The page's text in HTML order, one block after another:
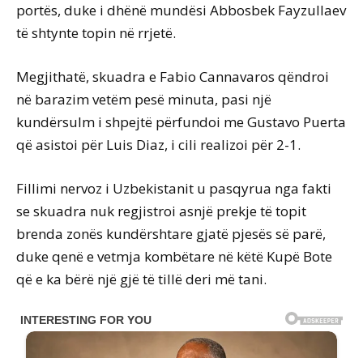
portës, duke i dhënë mundësi Abbosbek Fayzullaev
të shtynte topin në rrjetë.
Megjithatë, skuadra e Fabio Cannavaros qëndroi
në barazim vetëm pesë minuta, pasi një
kundërsulm i shpejtë përfundoi me Gustavo Puerta
që asistoi për Luis Diaz, i cili realizoi për 2-1.
Fillimi nervoz i Uzbekistanit u pasqyrua nga fakti
se skuadra nuk regjistroi asnjë prekje të topit
brenda zonës kundërshtare gjatë pjesës së parë,
duke qenë e vetmja kombëtare në këtë Kupë Bote
që e ka bërë një gjë të tillë deri më tani.